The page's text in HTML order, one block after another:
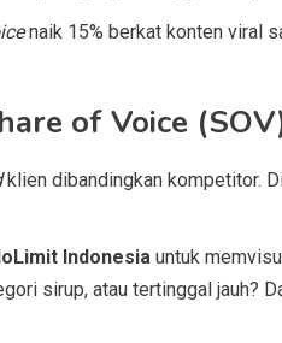
naik 15% berkat konten viral
of Voice
klien dibandingkan kompetitor.
Indonesia untuk
sirup, atau tertinggal jauh?